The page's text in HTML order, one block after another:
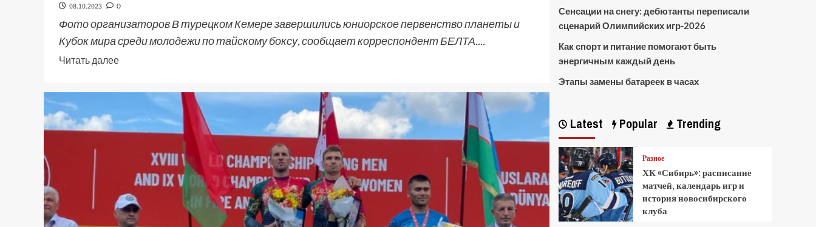
08.10.2023 0
Фото организаторов В турецком Кемере завершились юниорское первенство планеты и
Кубок мира среди молодежи по тайскому боксу, сообщает корреспондент БЕЛТА....
Читать далее
Сенсации на снегу: дебютанты переписали
сценарий Олимпийских игр-2026
Как спорт и питание помогают быть
энергичным каждый день
Этапы замены батареек в часах
Latest Popular Trending
Разное
ХК «Сибирь»: расписание
матчей, календарь игр и
история новосибирского
клуба